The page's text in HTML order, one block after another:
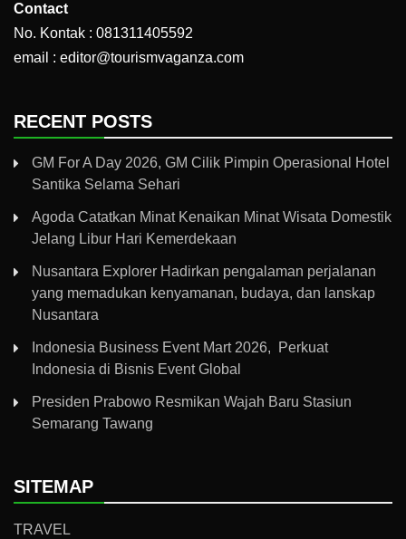
Contact
No. Kontak : 081311405592
email : editor@tourismvaganza.com
RECENT POSTS
GM For A Day 2026, GM Cilik Pimpin Operasional Hotel
Santika Selama Sehari
Agoda Catatkan Minat Kenaikan Minat Wisata Domestik
Jelang Libur Hari Kemerdekaan
Nusantara Explorer Hadirkan pengalaman perjalanan
yang memadukan kenyamanan, budaya, dan lanskap
Nusantara
Indonesia Business Event Mart 2026, Perkuat
Indonesia di Bisnis Event Global
Presiden Prabowo Resmikan Wajah Baru Stasiun
Semarang Tawang
SITEMAP
TRAVEL